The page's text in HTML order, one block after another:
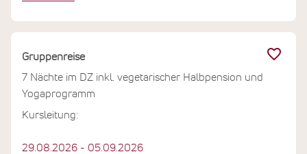
bestens in der Region aus und gibt Ihnen wertvolle
nur sechs Kilometer entfernte Kvarner-Bucht.
Gruppenreise
7 Nächte im DZ inkl. vegetarischer Halbpension und
Yogaprogramm
Kursleitung:
29.08.2026 - 05.09.2026